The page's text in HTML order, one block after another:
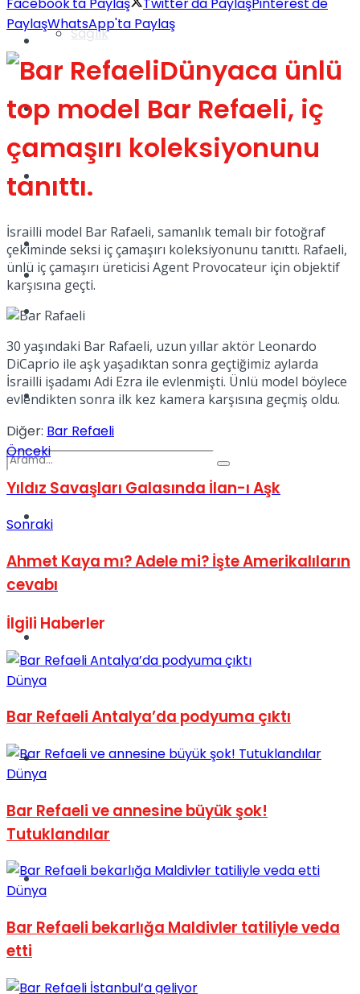
Sağlık
TV
Kadınca
Dünya
Türkiye
Sinema
Tatil
Müzik
Sinema
Tatil
Spor
Podcast
No Result
View All Result
Facebook'ta Paylaş
Twitter'da PaylaşPinterest'de
PaylaşWhatsApp'ta Paylaş
Dünyaca ünlü
top model Bar Refaeli, iç
çamaşırı koleksiyonunu
tanıttı.
İsrailli model Bar Rafaeli, samanlık temalı bir fotoğraf
çekiminde seksi iç çamaşırı koleksiyonunu tanıttı. Rafaeli,
ünlü iç çamaşırı üreticisi Agent Provocateur için objektif
karşısına geçti.
30 yaşındaki Bar Rafaeli, uzun yıllar aktör Leonardo
DiCaprio ile aşk yaşadıktan sonra geçtiğimiz aylarda
İsrailli işadamı Adi Ezra ile evlenmişti. Ünlü model böylece
evlendikten sonra ilk kez kamera karşısına geçmiş oldu.
Diğer: Bar Refaeli
Önceki
Yıldız Savaşları Galasında İlan-ı Aşk
Sonraki
Ahmet Kaya mı? Adele mi? İşte Amerikalıların
cevabı
İlgili Haberler
Dünya
Bar Refaeli Antalya’da podyuma çıktı
Dünya
Bar Refaeli ve annesine büyük şok!
Tutuklandılar
Dünya
Bar Refaeli bekarlığa Maldivler tatiliyle veda
etti